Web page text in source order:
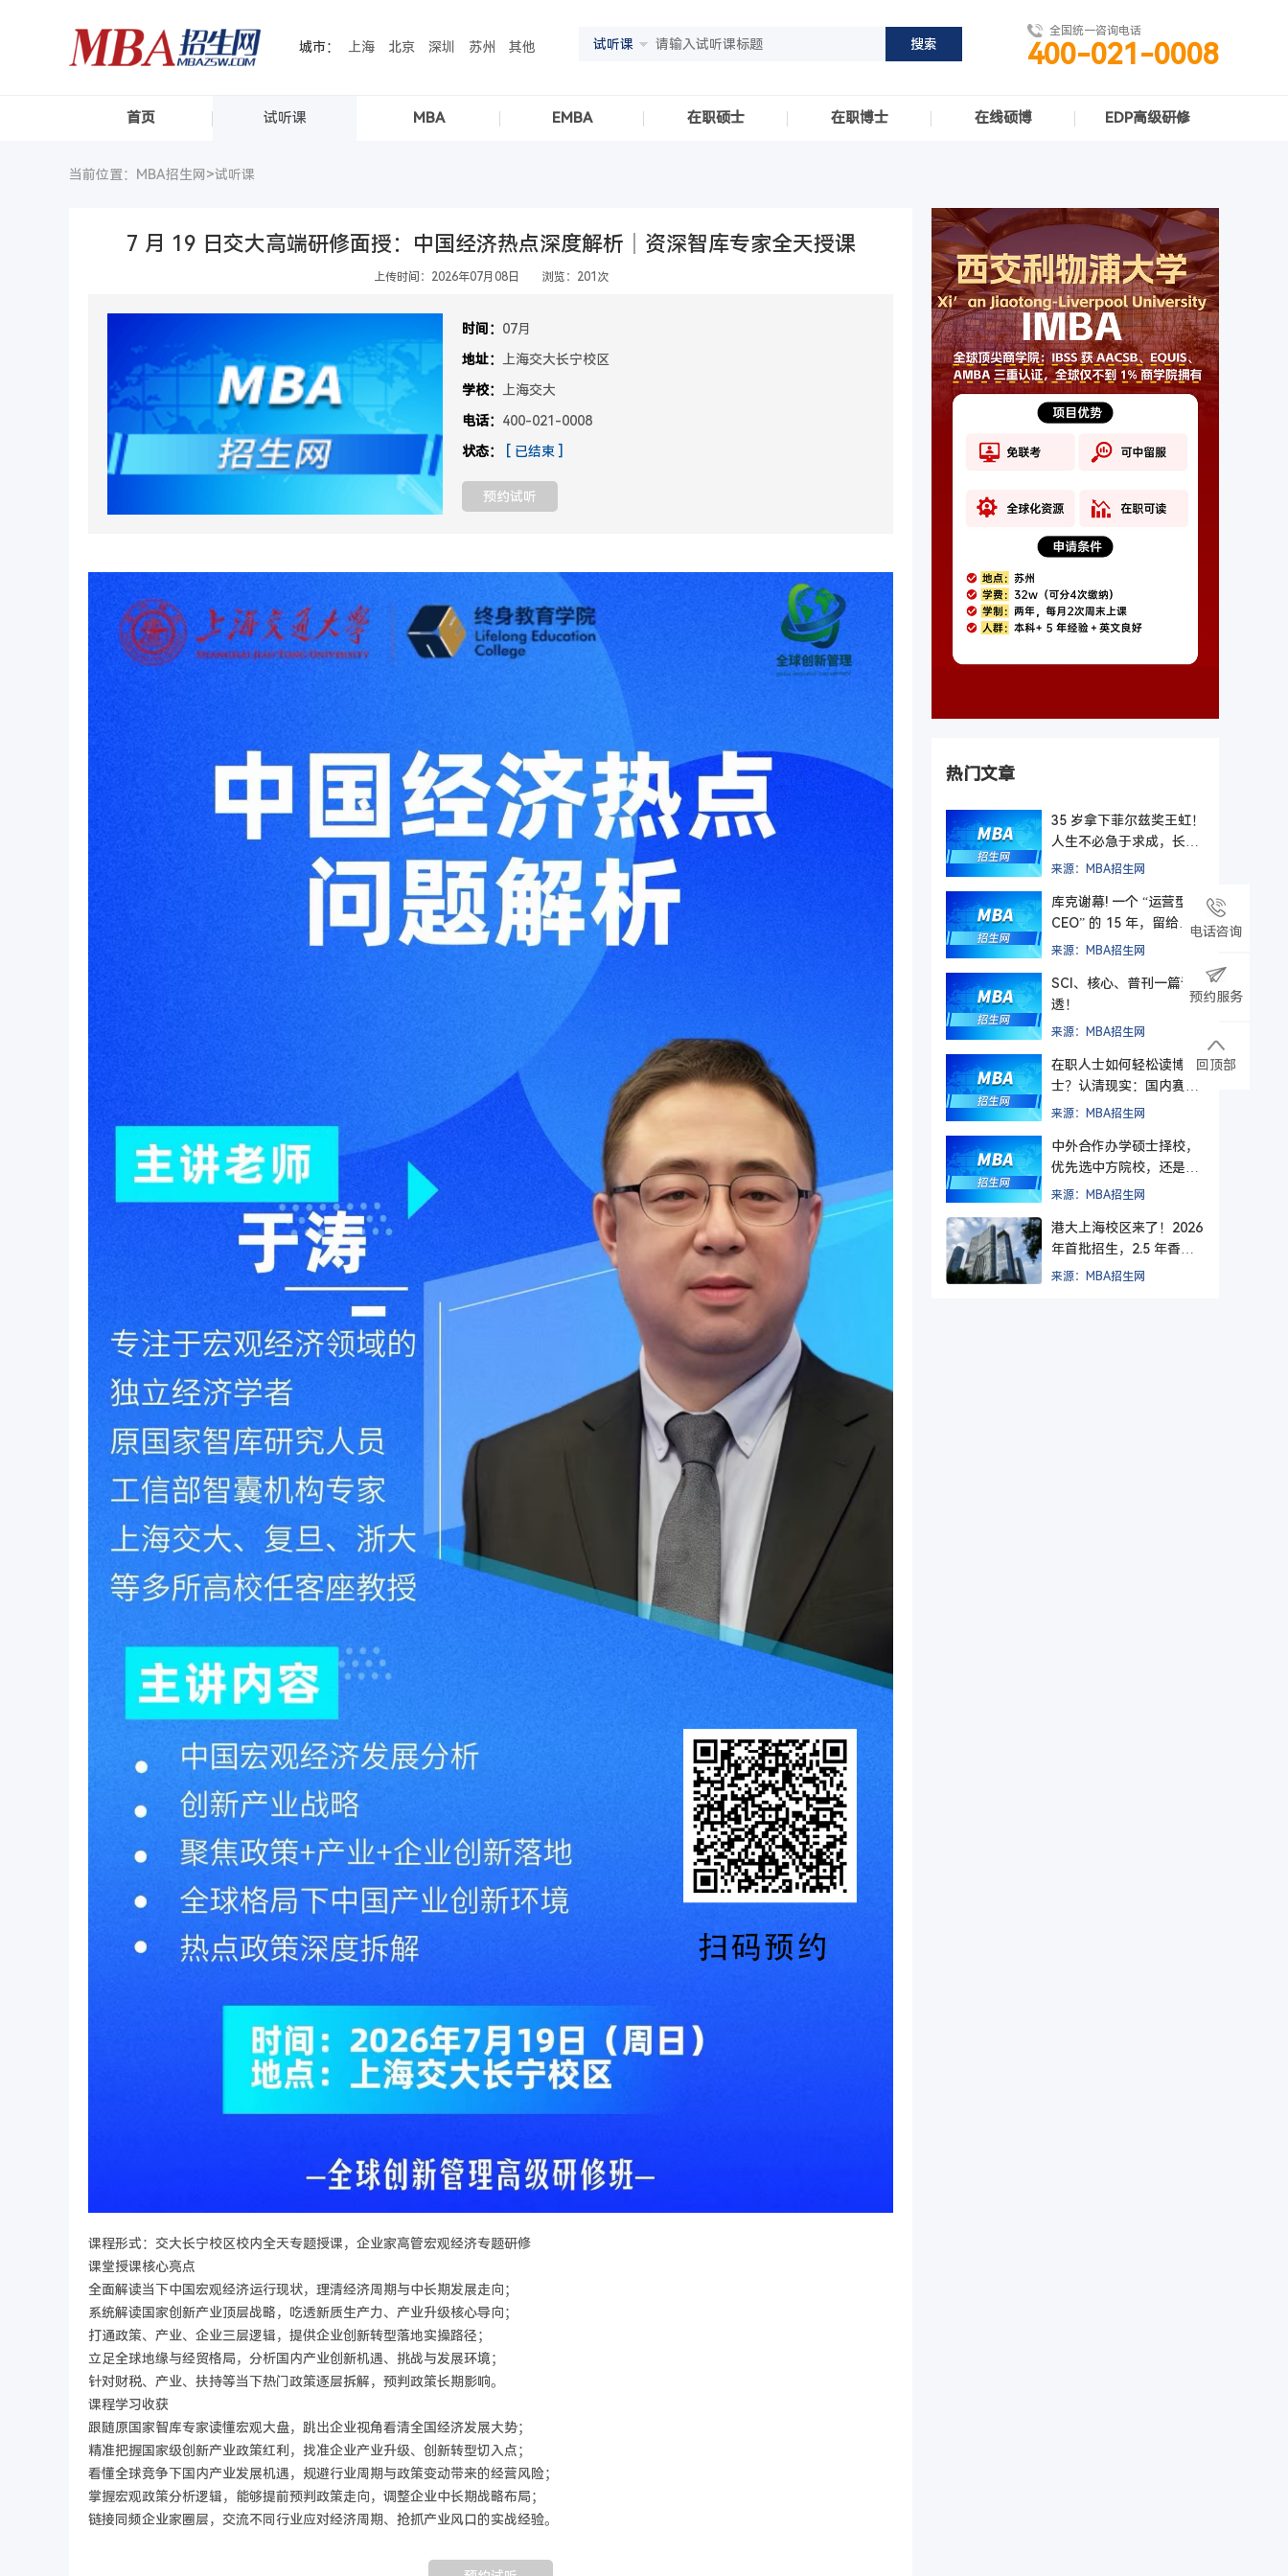
城市： 上海 北京 深圳 苏州 其他 试听课
全国统一咨询电话
400-021-0008
首页 试听课 MBA EMBA 在职硕士 在职博士 在线硕博 EDP高级研修
当前位置：MBA招生网>试听课
7 月 19 日交大高端研修面授：中国经济热点深度解析｜资深智库专家全天授课
上传时间：2026年07月08日 浏览：201次
时间： 07月
地址：
上海交大长宁校区
学校：
上海交大
电话： 400-021-0008
状态：
[ 已结束 ]
预约试听
课程形式：交大长宁校区校内全天专题授课，企业家高管宏观经济专题研修
课堂授课核心亮点
全面解读当下中国宏观经济运行现状，理清经济周期与中长期发展走向；
系统解读国家创新产业顶层战略，吃透新质生产力、产业升级核心导向；
打通政策、产业、企业三层逻辑，提供企业创新转型落地实操路径；
立足全球地缘与经贸格局，分析国内产业创新机遇、挑战与发展环境；
针对财税、产业、扶持等当下热门政策逐层拆解，预判政策长期影响。
课程学习收获
跟随原国家智库专家读懂宏观大盘，跳出企业视角看清全国经济发展大势；
精准把握国家级创新产业政策红利，找准企业产业升级、创新转型切入点；
看懂全球竞争下国内产业发展机遇，规避行业周期与政策变动带来的经营风险；
掌握宏观政策分析逻辑，能够提前预判政策走向，调整企业中长期战略布局；
链接同频企业家圈层，交流不同行业应对经济周期、抢抓产业风口的实战经验。
热门文章
35 岁拿下菲尔兹奖王虹！
人生不必急于求成，长期
主义终有回响
来源：MBA招生网
库克谢幕! 一个 “运营型
CEO” 的 15 年，留给管
理者的最后一课
来源：MBA招生网
SCI、核心、普刊一篇讲
透！
来源：MBA招生网
在职人士如何轻松读博
士？认清现实：国内赛道
难在入学，更难毕业
来源：MBA招生网
中外合作办学硕士择校，
优先选中方院校，还是外
方院校？
来源：MBA招生网
港大上海校区来了！2026
年首批招生，2.5 年香港
+ 1.5 年上海，毕业后拿
来源：MBA招生网
电话咨询
预约服务
回顶部